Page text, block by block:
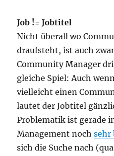
Job != Jobtitel
Nicht überall wo
draufsteht, ist auch
Community Manager
gleiche Spiel: Auch
vielleicht einen
lautet der Jobtitel
Problematik ist gerade
Management nochsehr
sich die Suche nach